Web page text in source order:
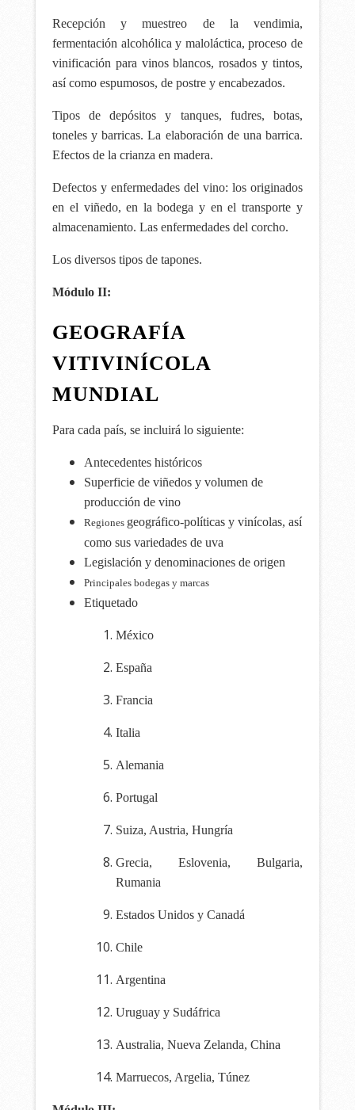
Recepción y muestreo de la vendimia,
fermentación alcohólica y maloláctica, proceso de
vinificación para vinos blancos, rosados y tintos,
así como espumosos, de postre y encabezados.
Tipos de depósitos y tanques, fudres, botas,
toneles y barricas. La elaboración de una barrica.
Efectos de la crianza en madera.
Defectos y enfermedades del vino: los originados
en el viñedo, en la bodega y en el transporte y
almacenamiento. Las enfermedades del corcho.
Los diversos tipos de tapones.
Módulo II:
GEOGRAFÍA
VITIVINÍCOLA
MUNDIAL
Para cada país, se incluirá lo siguiente:
Antecedentes históricos
Superficie de viñedos y volumen de
producción de vino
Regiones geográfico-políticas y vinícolas, así
comosus variedades de uva
Legislación y denominaciones de origen
Principales bodegas y marcas
Etiquetado
México
España
Francia
Italia
Alemania
Portugal
Suiza, Austria, Hungría
Grecia, Eslovenia, Bulgaria,
Rumania
Estados Unidos y Canadá
Chile
Argentina
Uruguay y Sudáfrica
Australia, Nueva Zelanda, China
Marruecos, Argelia, Túnez